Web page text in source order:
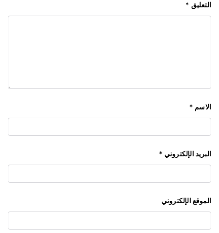
التعليق *
الاسم *
البريد الإلكتروني *
الموقع الإلكتروني